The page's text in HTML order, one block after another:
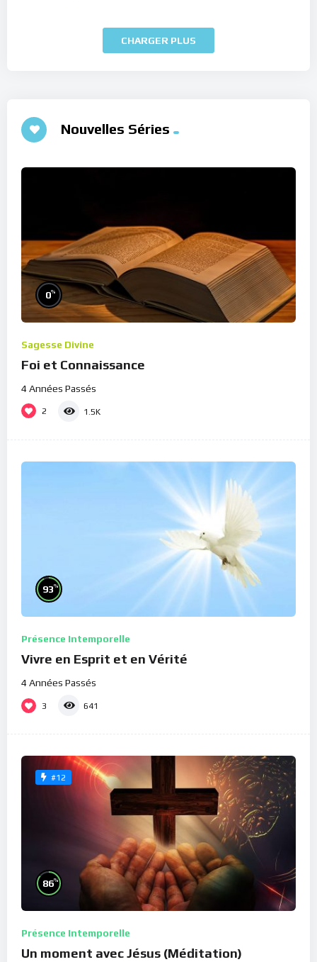
CHARGER PLUS
Nouvelles Séries
0%
Sagesse Divine
Foi et Connaissance
4 Années Passés
2 1.5K
93%
Présence Intemporelle
Vivre en Esprit et en Vérité
4 Années Passés
3 641
#12
86%
Présence Intemporelle
Un moment avec Jésus (Méditation)